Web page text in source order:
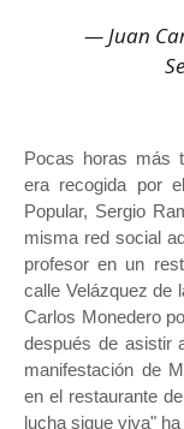
— Juan
Pocas horas más
era recogida por
Popular, Sergio
misma red social
profesor en un
calle Velázquez de
Carlos Monedero
después de asistir
manifestación de
en el restaurante
lucha sigue viva"